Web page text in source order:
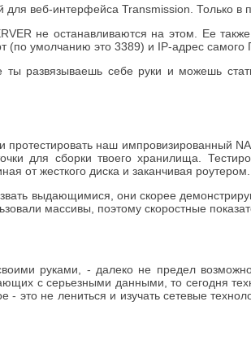
для веб-интерфейса Transmission. Только в
не останавливаются на этом. Ее
(по умолчанию это 3389) и IP-адрес самого
ты развязываешь себе руки и можешь
наш импровизированный
для сборки твоего хранилища.
от жесткого диска и заканчивая
выдающимися, они скорее
массивы, поэтому скоростные
руками, - далеко не предел
с серьезными данными, то сегодня
- это не лениться и изучать сетевые